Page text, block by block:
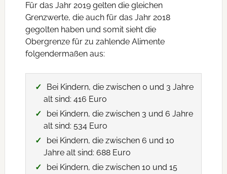
Für das Jahr 2019 gelten die gleichen
Grenzwerte, die auch für das Jahr 2018
gegolten haben und somit sieht die
Obergrenze für zu zahlende Alimente
folgendermaßen aus:
Bei Kindern, die zwischen 0 und 3 Jahre
alt sind: 416 Euro
bei Kindern, die zwischen 3 und 6 Jahre
alt sind: 534 Euro
bei Kindern, die zwischen 6 und 10
Jahre alt sind: 688 Euro
bei Kindern, die zwischen 10 und 15